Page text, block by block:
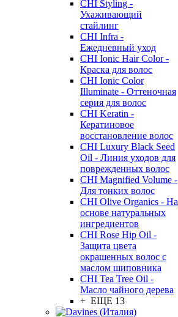
CHI Styling -
Ухаживающий
стайлинг
CHI Infra -
Ежедневный уход
CHI Ionic Hair Color -
Краска для волос
CHI Ionic Color
Illuminate - Оттеночная
серия для волос
CHI Keratin -
Кератиновое
восстановление волос
CHI Luxury Black Seed
Oil - Линия уходов для
поврежденных волос
CHI Magnified Volume -
Для тонких волос
CHI Olive Organics - На
основе натуральных
ингредиентов
CHI Rose Hip Oil -
Защита цвета
окрашенных волос с
маслом шиповника
CHI Tea Tree Oil -
Масло чайного дерева
+ ЕЩЕ 13